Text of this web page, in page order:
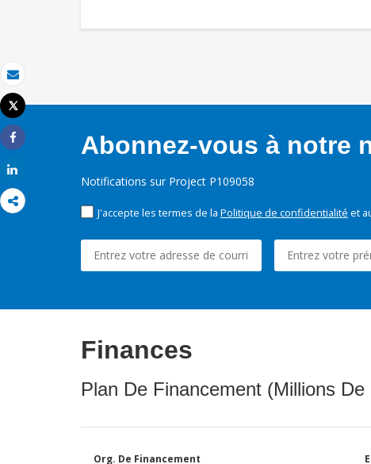
Email
Imprimer
Tweet
Share
Abonnez-vous à notre
Notifications sur Project P109058
J'accepte les termes de la Politique de confidentialité et
Finances
Plan De Financement (Millions De
Org. De Financement